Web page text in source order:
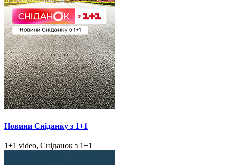
Новини Сніданку з 1+1
1+1 video, Сніданок з 1+1